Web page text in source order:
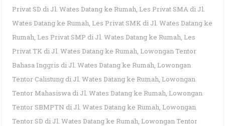
Privat SD di Jl. Wates Datang ke Rumah, Les Privat SMA di Jl.
Wates Datang ke Rumah, Les Privat SMK di Jl. Wates Datang ke
Rumah, Les Privat SMP di Jl. Wates Datang ke Rumah, Les
Privat TK di Jl. Wates Datang ke Rumah, Lowongan Tentor
Bahasa Inggris di Jl. Wates Datang ke Rumah, Lowongan
Tentor Calistung di Jl. Wates Datang ke Rumah, Lowongan
Tentor Mahasiswa di Jl. Wates Datang ke Rumah, Lowongan
Tentor SBMPTN di Jl. Wates Datang ke Rumah, Lowongan
Tentor SD di Jl. Wates Datang ke Rumah, Lowongan Tentor